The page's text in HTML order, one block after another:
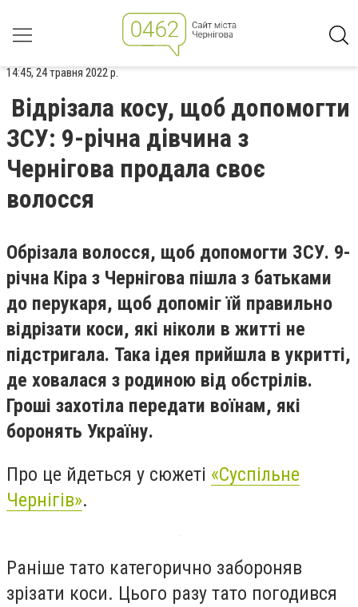
14:45, 24 травня 2022 р.
Відрізала косу, щоб допомогти
ЗСУ: 9-річна дівчина з
Чернігова продала своє
волосся
Обрізала волосся, щоб допомогти ЗСУ. 9-
річна Кіра з Чернігова пішла з батьками
до перукаря, щоб допоміг їй правильно
відрізати коси, які ніколи в житті не
підстригала. Така ідея прийшла в укритті,
де ховалася з родиною від обстрілів.
Гроші захотіла передати воїнам, які
боронять Україну.
Про це йдеться у сюжеті «Суспільне
Чернігів».
Раніше тато категорично забороняв
зрізати коси. Цього разу тато погодився